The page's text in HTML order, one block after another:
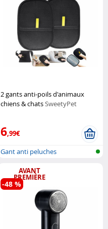
2 gants anti-poils d'animaux
chiens & chatsSweetyPet
6,99€
Gant anti peluches
AVANT
PREMIÈRE
-48 %